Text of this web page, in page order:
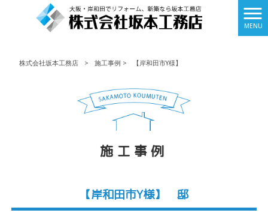
MENU
株式会社坂本工務店 > 施工事例 > 【岸和田市Y様】
施工事例
【岸和田市Y様】 邸